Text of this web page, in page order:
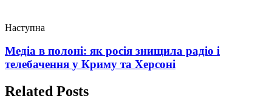
Наступна
Медіа в полоні: як росія знищила радіо і
телебачення у Криму та Херсоні
Related Posts